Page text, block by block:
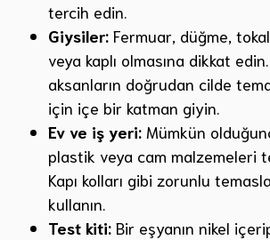
tercih edin.
Giysiler: Fermuar, düğme,
veya kaplı olmasına dikkat
aksanların doğrudan cilde
için içe bir katman giyin.
Ev ve iş yeri: Mümkün
plastik veya cam malzemeleri
Kapı kolları gibi zorunlu
kullanın.
Test kiti: Bir eşyanın nikel